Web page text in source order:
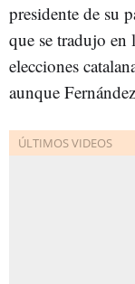
presidente de su
que se tradujo en
elecciones
aunque